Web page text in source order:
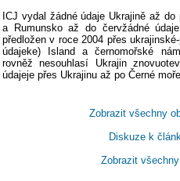
ICJ vydal žádné údaje Ukrajině až
a Rumunsko až do červžádné
předložen v roce 2004 přes
údajeke) Island a černomořské
rovněž nesouhlasí Ukrajin
údajeje přes Ukrajinu až po Černé moře
Zobrazit všechny
Diskuze k
Zobrazit